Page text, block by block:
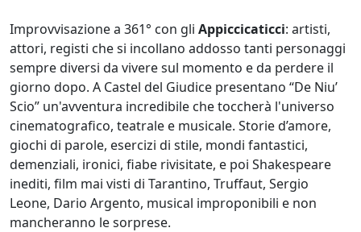
Improvvisazione a 361° con gli Appiccicaticci: artisti,
attori, registi che si incollano addosso tanti personaggi
sempre diversi da vivere sul momento e da perdere il
giorno dopo. A Castel del Giudice presentano “De Niu’
Scio” un'avventura incredibile che toccherà l'universo
cinematografico, teatrale e musicale. Storie d’amore,
giochi di parole, esercizi di stile, mondi fantastici,
demenziali, ironici, fiabe rivisitate, e poi Shakespeare
inediti, film mai visti di Tarantino, Truffaut, Sergio
Leone, Dario Argento, musical improponibili e non
mancheranno le sorprese.